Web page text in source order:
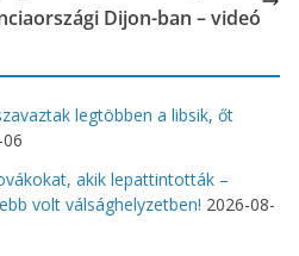
Dijon-ban – videó
legtöbben a libsik, őt
akik lepattintották –
volt válsághelyzetben! 2026-08-